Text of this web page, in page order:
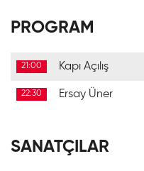
PROGRAM
21:00 Kapı Açılış
22:30 Ersay Üner
SANATÇILAR